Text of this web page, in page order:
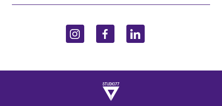
Эндокринология
11070 Белград, Сербия
+381 62 92 49 195